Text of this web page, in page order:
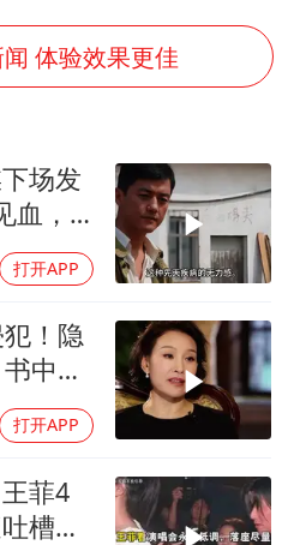
几元成本的AI广告导致千万市值蒸发
国会主席赛宋蓬逝世
夏日经济乘“热”而上 消费市场向“新”而行
豚将正面袭击贯穿浙江
回应车内过夜被收150元
牛市回来了吗
酒店花洒现排泄物住客索赔遭拒
全民健身 共筑健康中国
体验效果更佳
场发
血，
打开APP
！隐
中那
打开APP
菲4
槽，